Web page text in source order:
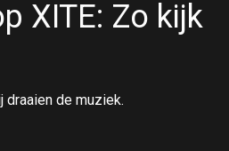
XITE: Zo kijk
draaien de muziek.